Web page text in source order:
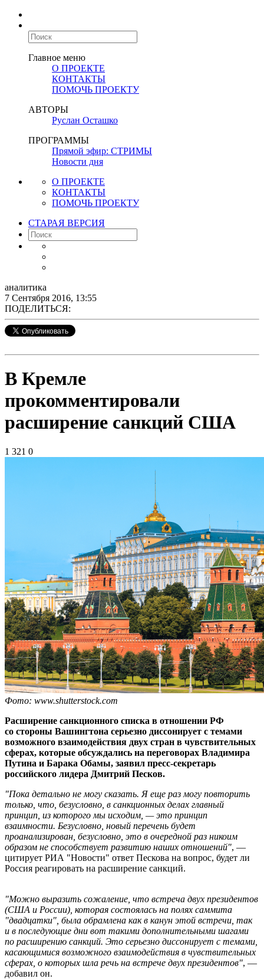
Главное меню
О ПРОЕКТЕ
КОНТАКТЫ
ПОМОЧЬ ПРОЕКТУ
АВТОРЫ
Руслан Осташко
ПРОГРАММЫ
Прямой эфир: СТРИМЫ
Новости дня
О ПРОЕКТЕ
КОНТАКТЫ
ПОМОЧЬ ПРОЕКТУ
СТАРАЯ ВЕРСИЯ
аналитика
7 Сентября 2016, 13:55
ПОДЕЛИТЬСЯ:
В Кремле
прокомментировали
расширение санкций США
1 321 0
Фото: www.shutterstock.com
Расширение санкционного списка в отношении РФ
со стороны Вашингтона серьезно диссонирует с темами
возможного взаимодействия двух стран в чувствительных
сферах, которые обсуждались на переговорах Владимира
Путина и Барака Обамы, заявил пресс-секретарь
российского лидера Дмитрий Песков.
"Пока детально не могу сказать. Я еще раз могу повторить
только, что, безусловно, в санкционных делах главный
принцип, из которого мы исходим, — это принцип
взаимности. Безусловно, новый перечень будет
проанализирован, безусловно, это в очередной раз никоим
образом не способствует развитию наших отношений", —
цитирует РИА "Новости" ответ Пескова на вопрос, будет ли
Россия реагировать на расширение санкций.
"Можно выразить сожаление, что встреча двух президентов
(США и России), которая состоялась на полях саммита
"двадцатки", была обрамлена как в канун этой встречи, так
и в последующие дни вот такими дополнительными шагами
по расширению санкций. Это серьезно диссонирует с темами,
касающимися возможного взаимодействия в чувствительных
сферах, о которых шла речь на встрече двух президентов", —
добавил он.